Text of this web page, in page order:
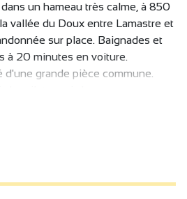
un hameau très calme, à 850
vallée du Doux entre Lamastre et
sur place. Baignades et
à 20 minutes en voiture.
grande pièce commune.